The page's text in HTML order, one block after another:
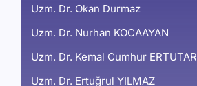
Uzm. Dr. Okan Durmaz
Uzm. Dr. Nurhan KOCAAYAN
Uzm. Dr. Kemal Cumhur ERTUTAR
Uzm. Dr. Ertuğrul YILMAZ